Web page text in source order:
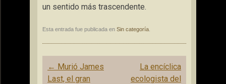
un sentido más trascendente.
Esta entrada fue publicada en Sin categoría
Navegación
de
← Murió James
Last, el gran
La encíclica
ecologista del